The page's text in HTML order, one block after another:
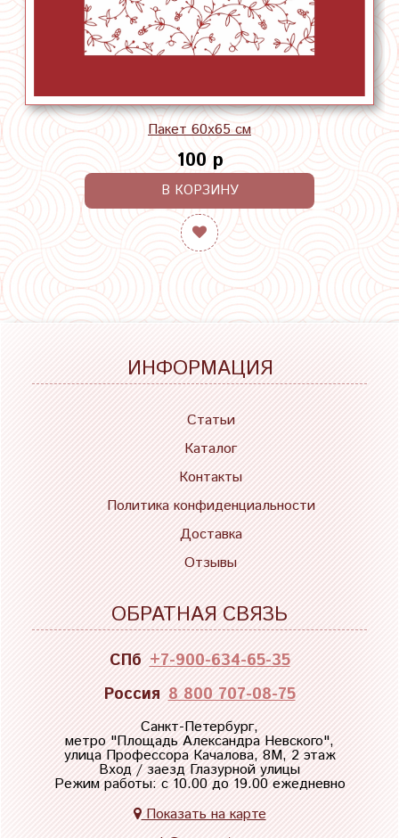
Пакет 60х65 см
100 р
В КОРЗИНУ
ИНФОРМАЦИЯ
Статьи
Каталог
Контакты
Политика конфиденциальности
Доставка
Отзывы
ОБРАТНАЯ СВЯЗЬ
СПб +7-900-634-65-35
Россия 8 800 707-08-75
Санкт-Петербург,
метро "Площадь Александра Невского",
улица Профессора Качалова, 8М, 2 этаж
Вход / заезд Глазурной улицы
Режим работы: с 10.00 до 19.00 ежедневно
Показать на карте